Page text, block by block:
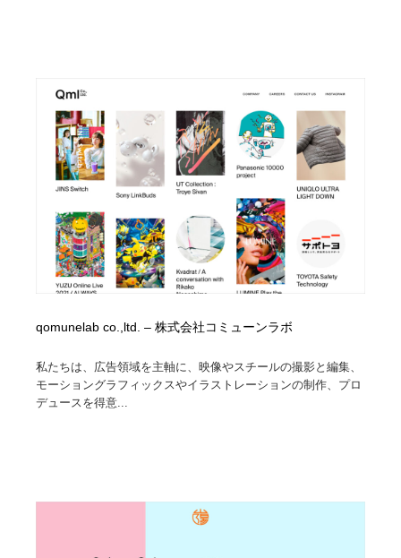
qomunelab co.,ltd. – 株式会社コミューンラボ
私たちは、広告領域を主軸に、映像やスチールの撮影と編集、
モーショングラフィックスやイラストレーションの制作、プロ
デュースを得意...